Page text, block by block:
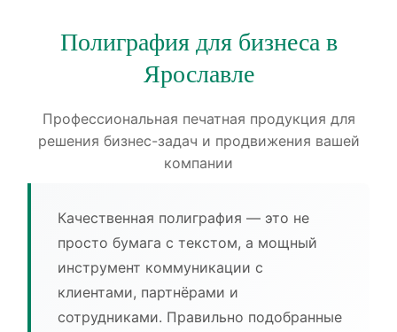
Полиграфия для бизнеса в
Ярославле
Профессиональная печатная продукция для
решения бизнес-задач и продвижения вашей
компании
Качественная полиграфия — это не
просто бумага с текстом, а мощный
инструмент коммуникации с
клиентами, партнёрами и
сотрудниками. Правильно подобранные